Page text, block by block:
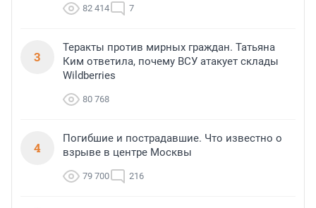
82 414 7
3
Теракты против мирных граждан. Татьяна
Ким ответила, почему ВСУ атакует склады
Wildberries
80 768
4
Погибшие и пострадавшие. Что известно о
взрыве в центре Москвы
79 700 216